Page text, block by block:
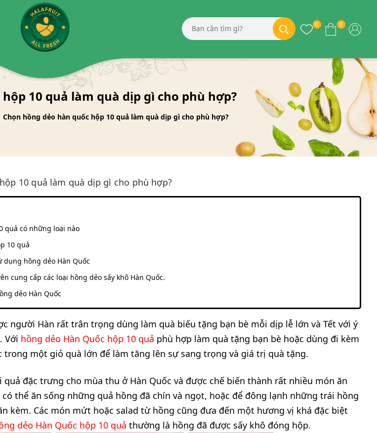
0 0
10 quả làm quà dịp gì cho phù hợp?
Chọn hồng dẻo hàn quốc hộp 10 quả làm quà dịp gì cho phù hợp?
10 quả làm quà dịp gì cho phù hợp?
quả có những loại nào
10 quả
dụng hồng dẻo Hàn Quốc
cung cấp các loại hồng dẻo sấy khô Hàn Quốc.
dẻo Hàn Quốc
người Hàn rất trân trọng dùng làm quà biếu tặng bạn bè mỗi dịp lễ lớn và Tết với ý
Với hồng dẻo Hàn Quốc hộp 10 quả phù hợp làm quà tặng bạn bè hoặc dùng đi kèm
trong một giỏ quà lớn để làm tăng lên sự sang trọng và giá trị quà tặng.
quả đặc trưng cho mùa thu ở Hàn Quốc và được chế biến thành rất nhiều món ăn
thể ăn sống những quả hồng đã chín và ngọt, hoặc để đông lạnh những trái hồng
kèm. Các món mứt hoặc salad từ hồng cũng đưa đến một hương vị khá đặc biệt
dẻo Hàn Quốc hộp 10 quả thường là hồng đã được sấy khô đóng hộp.